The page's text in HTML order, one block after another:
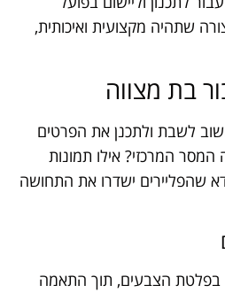
שתהיה מקצועית ואיכותית,
בת מצווה
לשבת ולתכנן את הפרטים
המסר המרכזי? אילו תמונות
שהפליירים ישדרו את התחושה
בפלטת הצבעים, תוך התאמה